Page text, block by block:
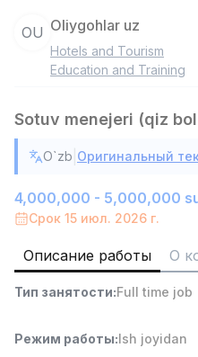
Узбекистан
Агент по продажам
ASIAN
Full time job
Ish joyidan
Продавец-консультант
3,000,000 - 6,000,000
MONDO BEST
OU Oliygohlar uz
Hotels and Tourism
Education and Training
Sotuv menejeri (qiz
O`zb Оригинальный
4,000,000 - 5,000,000
Срок 15 июл. 2026 г.
Описание работы О
Тип занятости:Full time job
Режим работы:Ish joyidan